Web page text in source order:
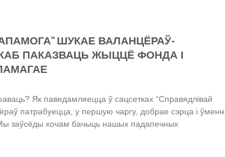
ШУКАЕ ВАЛАНЦЁРАЎ-
ПАКАЗВАЦЬ ЖЫЦЦЁ ФОНДА І
Як паведамляецца ў сацсетках “Справядлівай
патрабуецца, у першую чаргу, добрае сэрца і
заўсёды хочам бачыць нашых падапечных